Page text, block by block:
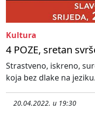
Kultura
4 POZE, sretan
Strastveno, iskreno,
koja bez dlake na
20.04.2022. u 19:30